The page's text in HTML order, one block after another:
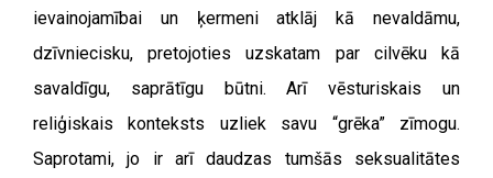
ievainojamībai un ķermeni atklāj kā nevaldāmu,
dzīvniecisku, pretojoties uzskatam par cilvēku kā
savaldīgu, saprātīgu būtni. Arī vēsturiskais un
reliģiskais konteksts uzliek savu “grēka” zīmogu.
Saprotami, jo ir arī daudzas tumšās seksualitātes